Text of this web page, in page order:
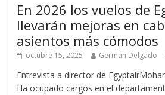
En 2026 los vuelos de
llevarán mejoras en
asientos más cómodos
octubre 15, 2025 German Delgado
Entrevista a director de
Ha ocupado cargos en el